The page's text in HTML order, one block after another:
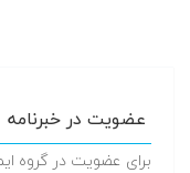
عضویت در خبرنامه
برای عضویت در گروه